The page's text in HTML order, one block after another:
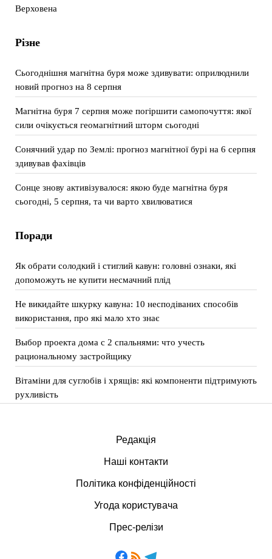
Верховена
Різне
Сьогоднішня магнітна буря може здивувати: оприлюднили
новий прогноз на 8 серпня
Магнітна буря 7 серпня може погіршити самопочуття: якої
сили очікується геомагнітний шторм сьогодні
Сонячний удар по Землі: прогноз магнітної бурі на 6 серпня
здивував фахівців
Сонце знову активізувалося: якою буде магнітна буря
сьогодні, 5 серпня, та чи варто хвилюватися
Поради
Як обрати солодкий і стиглий кавун: головні ознаки, які
допоможуть не купити несмачний плід
Не викидайте шкурку кавуна: 10 несподіваних способів
використання, про які мало хто знає
Выбор проекта дома с 2 спальнями: что учесть
рациональному застройщику
Вітаміни для суглобів і хрящів: які компоненти підтримують
рухливість
Редакція
Наші контакти
Політика конфіденційності
Угода користувача
Прес-релізи